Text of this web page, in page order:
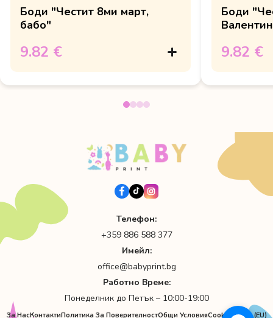
Боди "Честит 8ми март,
бабо"
9.82 €
Боди
9.82 €
Телефон:
+359 886 588 377
Имейл:
office@babyprint.bg
Работно Време:
Понеделник до Петък – 10:00-19:00
За НасКонтактиПолитика За ПоверителностОбщи УсловияCookie Policy (EU)